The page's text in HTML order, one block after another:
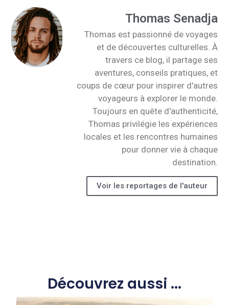
Thomas Senadja
Thomas est passionné de voyages
et de découvertes culturelles. À
travers ce blog, il partage ses
aventures, conseils pratiques, et
coups de cœur pour inspirer d'autres
voyageurs à explorer le monde.
Toujours en quête d'authenticité,
Thomas privilégie les expériences
locales et les rencontres humaines
pour donner vie à chaque
destination.
Voir les reportages de l'auteur
Découvrez aussi ...